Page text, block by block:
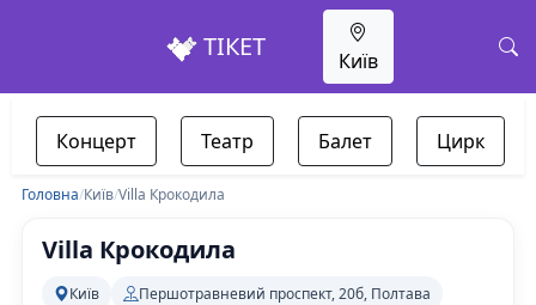
ТІКЕТ Київ
Концерт Театр Балет Цирк
Головна/Київ/Villa Крокодила
Villa Крокодила
Київ Першотравневий проспект, 20б, Полтава